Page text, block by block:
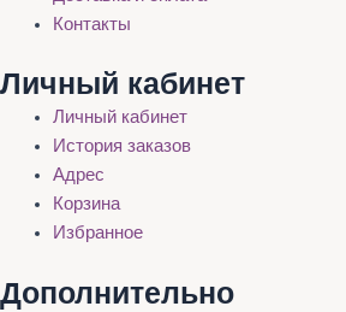
Контакты
Личный кабинет
Личный кабинет
История заказов
Адрес
Корзина
Избранное
Дополнительно